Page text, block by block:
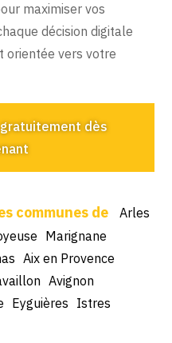
maximiser vos
décision digitale
orientée vers votre
dès
Arles
Marignane
Aix en Provence
Avignon
Eyguières Istres